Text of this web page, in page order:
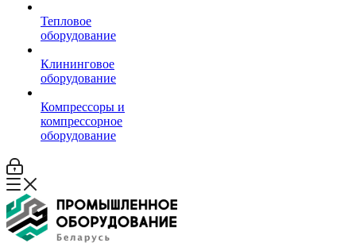
Тепловое
оборудование
Клининговое
оборудование
Компрессоры и
компрессорное
оборудование